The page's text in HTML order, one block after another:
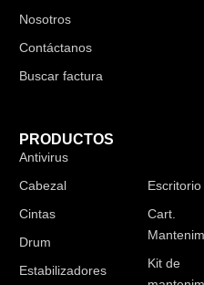
Nosotros
Contáctanos
Buscar factura
PRODUCTOS
Antivirus
Cabezal
Cintas
Drum
Estabilizadores
Cart.
Kit de